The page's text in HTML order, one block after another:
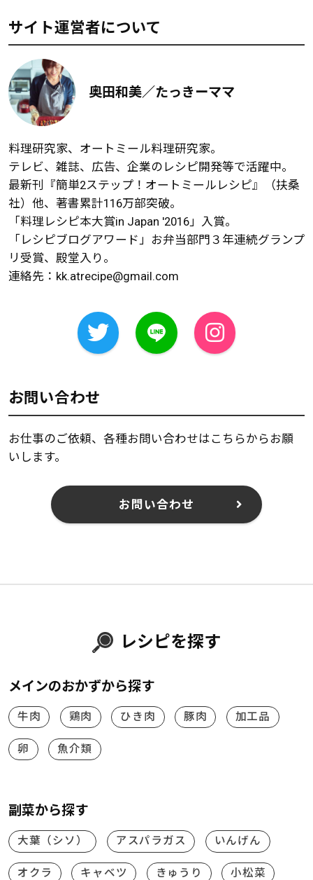
サイト運営者について
奥田和美／たっきーママ
料理研究家、オートミール料理研究家。
テレビ、雑誌、広告、企業のレシピ開発等で活躍中。
最新刊『簡単2ステップ！オートミールレシピ』（扶桑
社）他、著書累計116万部突破。
「料理レシピ本大賞in Japan '2016」入賞。
「レシピブログアワード」お弁当部門３年連続グランプ
リ受賞、殿堂入り。
連絡先： kk.atrecipe@gmail.com
お問い合わせ
お仕事のご依頼、各種お問い合わせはこちらからお願
いします。
お問い合わせ
レシピを探す
メインのおかずから探す
牛肉 鶏肉 ひき肉 豚肉 加工品
卵 魚介類
副菜から探す
大葉（シソ） アスパラガス いんげん
オクラ キャベツ きゅうり 小松菜